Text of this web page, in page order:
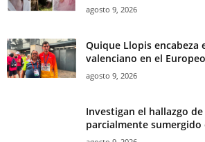
agosto 9, 2026
Quique Llopis encabeza
valenciano en el
agosto 9, 2026
Investigan el hallazgo
parcialmente sumergido